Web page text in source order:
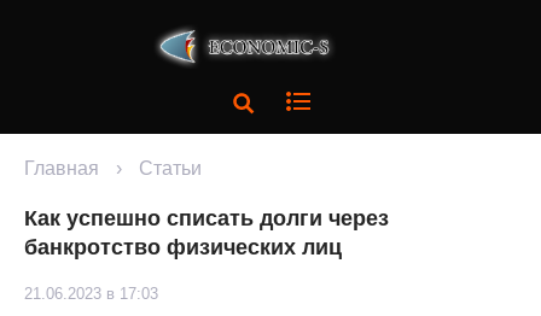
Главная › Статьи
Как успешно списать долги через
банкротство физических лиц
21.06.2023 в 17:03